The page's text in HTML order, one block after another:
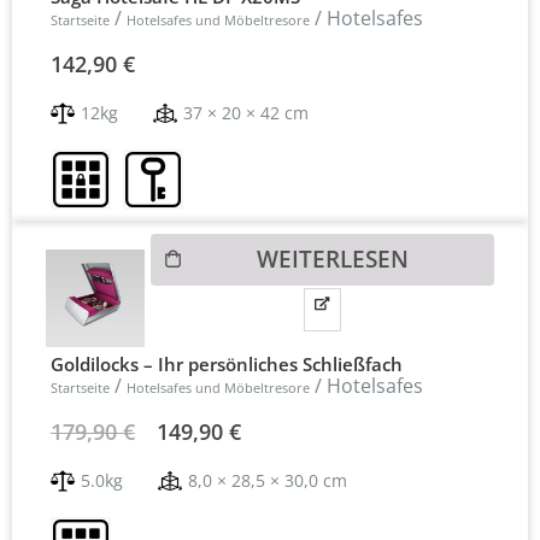
Startseite/ Hotelsafes und Möbeltresore/ Hotelsafes
142,90 €
12kg 37 × 20 × 42 cm
WEITERLESEN
Goldilocks – Ihr persönliches Schließfach
Startseite/ Hotelsafes und Möbeltresore/ Hotelsafes
179,90€ Ursprünglicher
Preis
149,90 €Aktueller
Preis
5.0kg 8,0 × 28,5 × 30,0 cm